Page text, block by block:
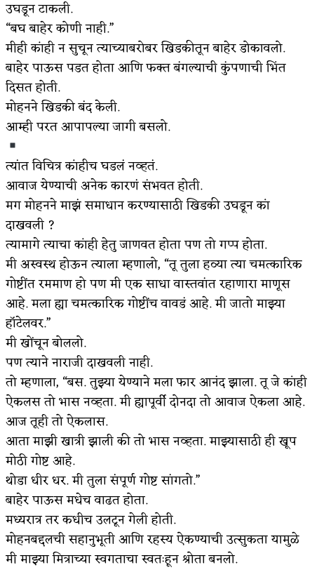
उघडून टाकली.
“बघ बाहेर कोणी नाही.”
मीही कांही न सुचून त्याच्याबरोबर खिडकीतून बाहेर डोकावलो.
बाहेर पाऊस पडत होता आणि फक्त बंगल्याची कुंपणाची भिंत
दिसत होती.
मोहनने खिडकी बंद केली.
आम्ही परत आपापल्या जागी बसलो.
त्यांत विचित्र कांहीच घडलं नव्हतं.
आवाज येण्याची अनेक कारणं संभवत होती.
मग मोहनने माझं समाधान करण्यासाठी खिडकी उघडून कां
दाखवली ?
त्यामागे त्याचा कांही हेतु जाणवत होता पण तो गप्प होता.
मी अस्वस्थ होऊन त्याला म्हणालो, “तू तुला हव्या त्या चमत्कारिक
गोष्टींत रममाण हो पण मी एक साधा वास्तवांत रहाणारा माणूस
आहे. मला ह्या चमत्कारिक गोष्टींच वावडं आहे. मी जातो माझ्या
हाॅटेलवर.”
मी खोंचून बोललो.
पण त्याने नाराजी दाखवली नाही.
तो म्हणाला, “बस. तुझ्या येण्याने मला फार आनंद झाला. तू जे कांही
ऐकलस तो भास नव्हता. मी ह्यापूर्वी दोनदा तो आवाज ऐकला आहे.
आज तूही तो ऐकलास.
आता माझी खात्री झाली की तो भास नव्हता. माझ्यासाठी ही खूप
मोठी गोष्ट आहे.
थोडा धीर धर. मी तुला संपूर्ण गोष्ट सांगतो.”
बाहेर पाऊस मधेच वाढत होता.
मध्यरात्र तर कधीच उलटून गेली होती.
मोहनबद्दलची सहानुभूती आणि रहस्य ऐकण्याची उत्सुकता यामुळे
मी माझ्या मित्राच्या स्वगताचा स्वतःहून श्रोता बनलो.